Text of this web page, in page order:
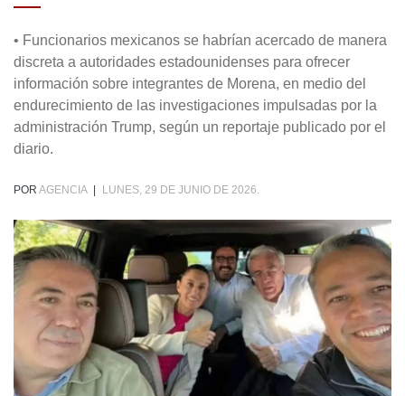
• Funcionarios mexicanos se habrían acercado de manera
discreta a autoridades estadounidenses para ofrecer
información sobre integrantes de Morena, en medio del
endurecimiento de las investigaciones impulsadas por la
administración Trump, según un reportaje publicado por el
diario.
POR AGENCIA LUNES, 29 DE JUNIO DE 2026.